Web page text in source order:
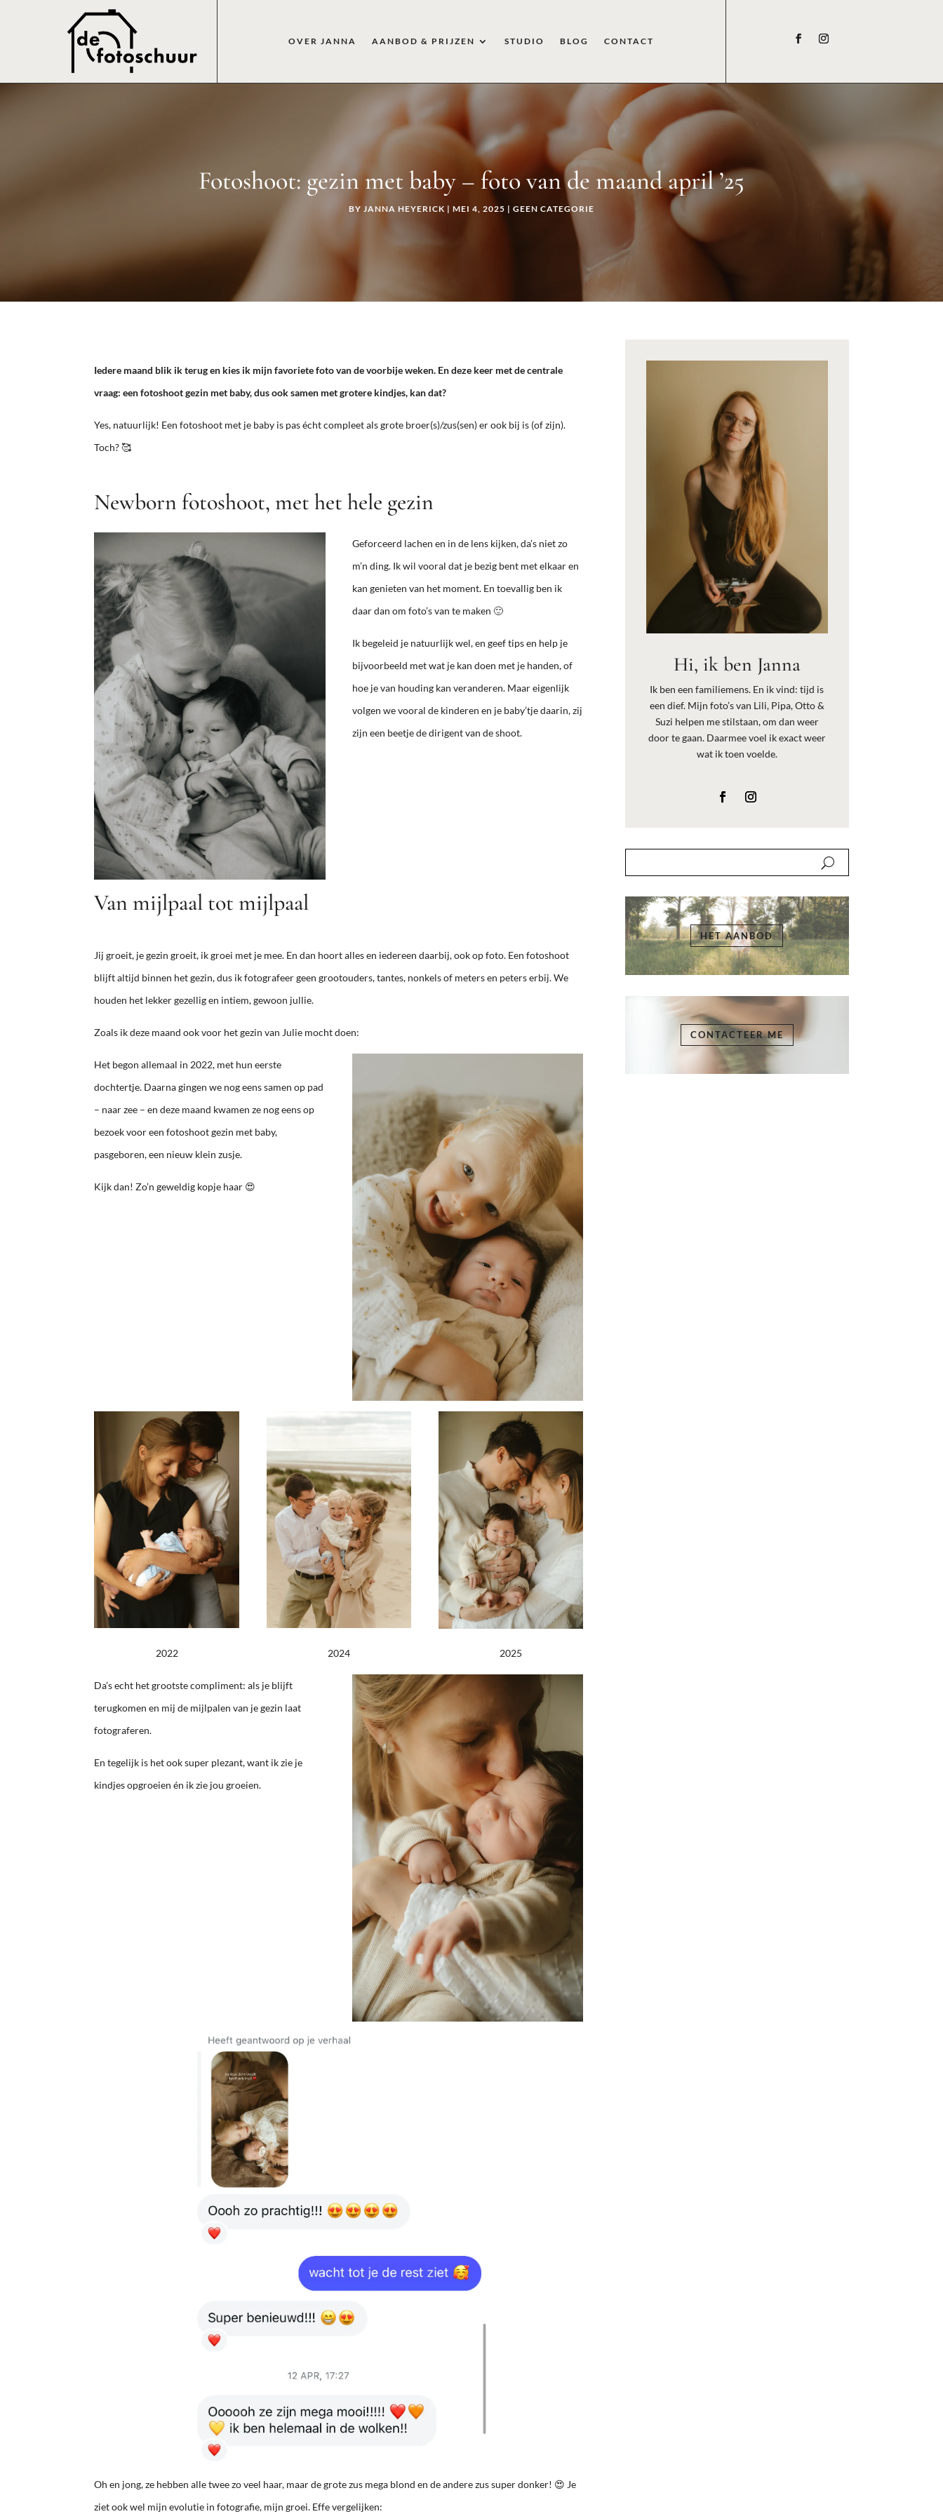
OVER JANNA AANBOD & PRIJZEN STUDIO BLOG CONTACT
Fotoshoot: gezin met baby – foto van de maand april ’25
BY JANNA HEYERICK | MEI 4, 2025 | GEEN CATEGORIE
Iedere maand blik ik terug en kies ik mijn favoriete foto van de voorbije weken. En deze keer met de centrale
vraag: een fotoshoot gezin met baby, dus ook samen met grotere kindjes, kan dat?
Yes, natuurlijk! Een fotoshoot met je baby is pas écht compleet als grote broer(s)/zus(sen) er ook bij is (of zijn).
Toch? 🥰
Newborn fotoshoot, met het hele gezin
Geforceerd lachen en in de lens kijken, da’s niet zo
m’n ding. Ik wil vooral dat je bezig bent met elkaar en
kan genieten van het moment. En toevallig ben ik
daar dan om foto’s van te maken🙂
Ik begeleid je natuurlijk wel, en geef tips en help je
bijvoorbeeld met wat je kan doen met je handen, of
hoe je van houding kan veranderen. Maar eigenlijk
volgen we vooral de kinderen en je baby’tje daarin, zij
zijn een beetje de dirigent van de shoot.
Van mijlpaal tot mijlpaal
Jij groeit, je gezin groeit, ik groei met je mee. En dan hoort alles en iedereen daarbij, ook op foto. Een fotoshoot
blijft altijd binnen het gezin, dus ik fotografeer geen grootouders, tantes, nonkels of meters en peters erbij. We
houden het lekker gezellig en intiem, gewoon jullie.
Zoals ik deze maand ook voor het gezin van Julie mocht doen:
Het begon allemaal in 2022, met hun eerste
dochtertje. Daarna gingen we nog eens samen op pad
– naar zee – en deze maand kwamen ze nog eens op
bezoek voor een fotoshoot gezin met baby,
pasgeboren, een nieuw klein zusje.
Kijk dan! Zo’n geweldig kopje haar 😍
2022 2024 2025
Da’s echt het grootste compliment: als je blijft
terugkomen en mij de mijlpalen van je gezin laat
fotograferen.
En tegelijk is het ook super plezant, want ik zie je
kindjes opgroeien én ik zie jou groeien.
Oh en jong, ze hebben alle twee zo veel haar, maar de grote zus mega blond en de andere zus super donker! 😍 Je
ziet ook wel mijn evolutie in fotografie, mijn groei. Effe vergelijken:
Hi, ik ben Janna
Ik ben een familiemens. En ik vind: tijd is
een dief. Mijn foto’s van Lili, Pipa, Otto &
Suzi helpen me stilstaan, om dan weer
door te gaan. Daarmee voel ik exact weer
wat ik toen voelde.
HET AANBOD
CONTACTEER ME